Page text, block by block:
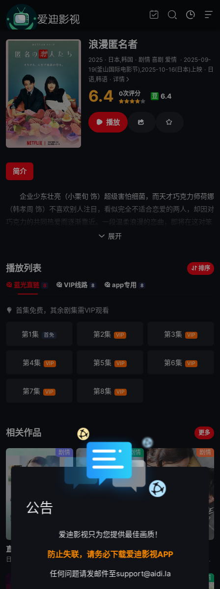
浪漫匿名者
2025 · 日本,韩国 · 剧情 喜剧 爱情 · 2025-09-
19(釜山国际电影节),2025-10-16(日本)上映 · 日
语,韩语 · 详情
6.4 0次评分
很差较差还行
推荐力荐
豆 6.4
播放
简介
企业少东壮亮（小栗旬 饰）超级害怕细菌，而天才巧克力师荷娜
（韩孝周 饰）不喜欢别人注目，看似完全不适合恋爱的两人，却因对
巧克力的共同热爱而逐渐靠近。一段温柔浪漫的恋曲，即将在这对笨
浪漫匿名者
 展开
播放列表 排序
蓝光直链 8 VIP线路 8 app专用 8
首集免费，其余剧集需VIP观看
第1集 首免 第2集 VIP 第3集 VIP
第4集 VIP 第5集 VIP 第6集 VIP
第7集 VIP 第8集 VIP
相关作品 更多
剧情
更新至第4集
直到T恤干透
日剧《直到T恤干透》又名：直到T恤干了为止(台),T恤晾干为止,T恤渐干,Until the T-Shirt Dries,Ｔシャツが乾くまで，讲述了：40岁的杂志编辑咲子（苍井优 饰）原本深信自己拥有
剧情
更新至第5集
一次元的扦插
日剧《一次元的扦插》又名：一次元的紫阳花,Labyrinth of Hortensia and the Minotaur,一次元の挿し木，讲述了：遗传学研究室的博士生七濑悠（山田凉介 饰）一直无法走出
剧情
杀手妈咪
日剧《杀手妈咪》又名：主妇杀手,有夫之妇杀手,Married Woman Killer,A Bona Fide Killer,유부녀 킬러，讲述了：改编自同名漫画。35岁的俞宝娜过着相夫教子的普通生活
悬疑 剧情 剧情
公告
爱迪影视只为您提供最佳画质！
防止失联，请务必下载爱迪影视APP
任何问题请发邮件至support@aidi.la